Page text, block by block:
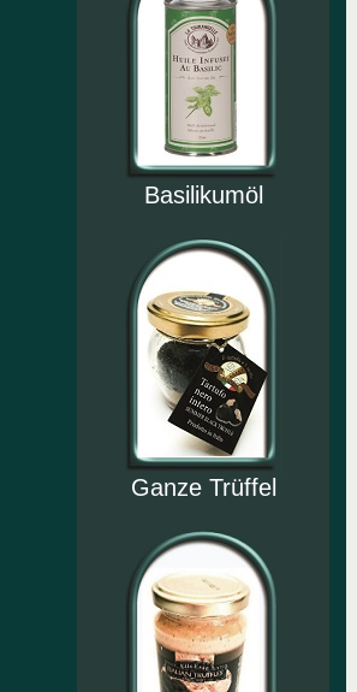
Basilikumöl
Ganze Trüffel